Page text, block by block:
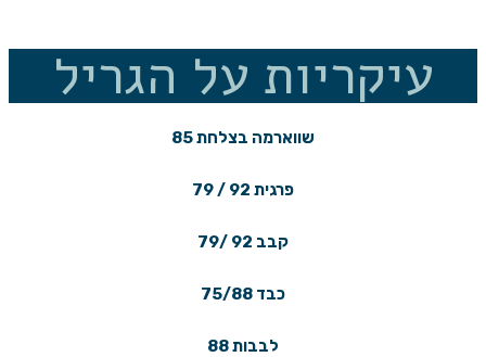
עיקריות על הגריל
שווארמה בצלחת 85
פרגית 92 / 79
קבב 92 /79
כבד 75/88
לבבות 88